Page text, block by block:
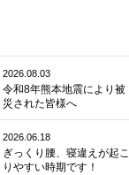
2026.08.03
令和8年熊本地震により被
災された皆様へ
2026.06.18
ぎっくり腰、寝違えが起こ
りやすい時期です！